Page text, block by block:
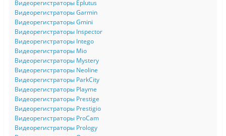
Видеорегистраторы Eplutus
Видеорегистраторы Garmin
Видеорегистраторы Gmini
Видеорегистраторы Inspector
Видеорегистраторы Intego
Видеорегистраторы Mio
Видеорегистраторы Mystery
Видеорегистраторы Neoline
Видеорегистраторы ParkCity
Видеорегистраторы Playme
Видеорегистраторы Prestige
Видеорегистраторы Prestigio
Видеорегистраторы ProCam
Видеорегистраторы Prology